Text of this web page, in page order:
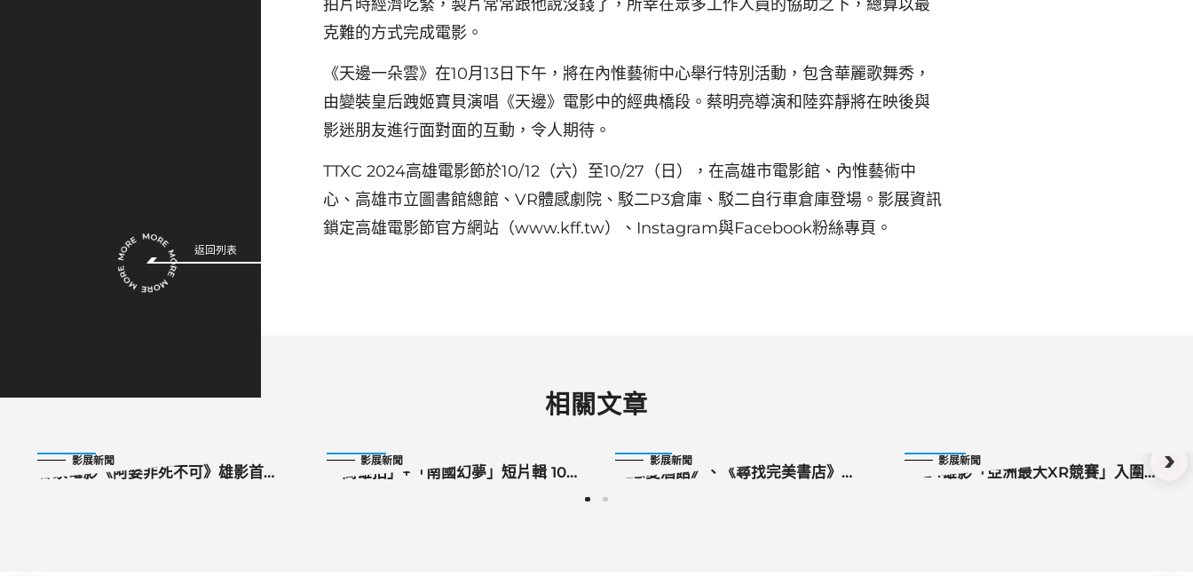
拍片時經濟吃緊，製片常常跟他說沒錢了，所幸在眾多工作人員的協助之下，總算以最
克難的方式完成電影。
《天邊一朵雲》在10月13日下午，將在內惟藝術中心舉行特別活動，包含華麗歌舞秀，
由變裝皇后跩姬寶貝演唱《天邊》電影中的經典橋段。蔡明亮導演和陸弈靜將在映後與
影迷朋友進行面對面的互動，令人期待。
TTXC 2024高雄電影節於10/12（六）至10/27（日），在高雄市電影館、內惟藝術中
心、高雄市立圖書館總館、VR體感劇院、駁二P3倉庫、駁二自行車倉庫登場。影展資訊
鎖定高雄電影節官方網站（www.kff.tw）、Instagram與Facebook粉絲專頁。
返回列表
相關文章
影展新聞
客家電影《阿婆非死不可》雄影首
影展新聞
「高雄拍」+「南國幻夢」短片輯 10
影展新聞
《戀愛酒館》、《尋找完美書店》雄
影展新聞
2024雄影「亞洲最大XR競賽」入圍